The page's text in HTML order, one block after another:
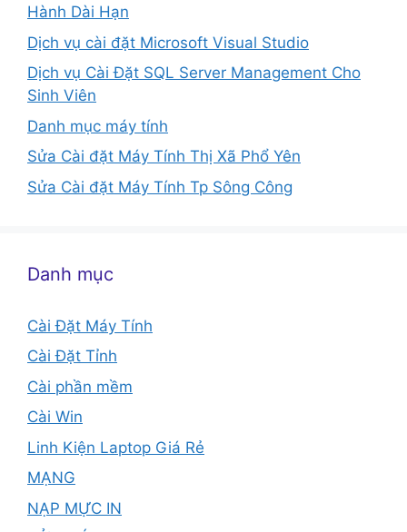
Hành Dài Hạn
Dịch vụ cài đặt Microsoft Visual Studio
Dịch vụ Cài Đặt SQL Server Management Cho
Sinh Viên
Danh mục máy tính
Sửa Cài đặt Máy Tính Thị Xã Phổ Yên
Sửa Cài đặt Máy Tính Tp Sông Công
Danh mục
Cài Đặt Máy Tính
Cài Đặt Tỉnh
Cài phần mềm
Cài Win
Linh Kiện Laptop Giá Rẻ
MẠNG
NẠP MỰC IN